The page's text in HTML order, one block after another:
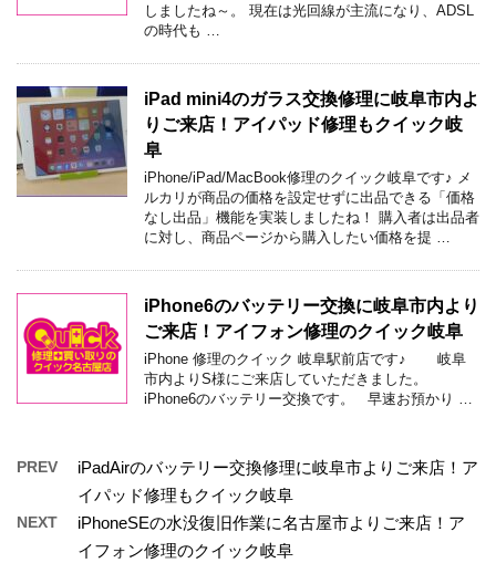
しましたね～。 現在は光回線が主流になり、ADSL
の時代も …
iPad mini4のガラス交換修理に岐阜市内よ
りご来店！アイパッド修理もクイック岐
阜
iPhone/iPad/MacBook修理のクイック岐阜です♪ メ
ルカリが商品の価格を設定せずに出品できる「価格
なし出品」機能を実装しましたね！ 購入者は出品者
に対し、商品ページから購入したい価格を提 …
iPhone6のバッテリー交換に岐阜市内より
ご来店！アイフォン修理のクイック岐阜
iPhone 修理のクイック 岐阜駅前店です♪ 岐阜
市内よりS様にご来店していただきました。
iPhone6のバッテリー交換です。 早速お預かり …
PREV
iPadAirのバッテリー交換修理に岐阜市よりご来店！ア
イパッド修理もクイック岐阜
NEXT
iPhoneSEの水没復旧作業に名古屋市よりご来店！ア
イフォン修理のクイック岐阜